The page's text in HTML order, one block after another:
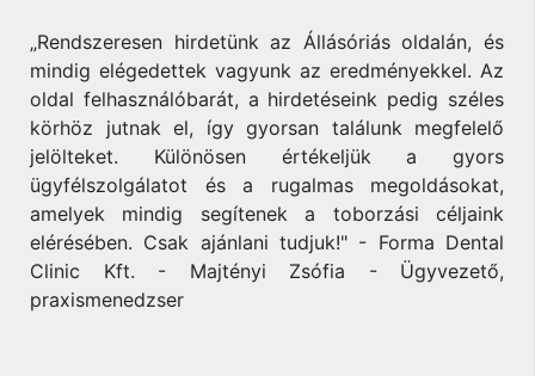
„Rendszeresen hirdetünk az Állásóriás oldalán, és
mindig elégedettek vagyunk az eredményekkel. Az
oldal felhasználóbarát, a hirdetéseink pedig széles
körhöz jutnak el, így gyorsan találunk megfelelő
jelölteket. Különösen értékeljük a gyors
ügyfélszolgálatot és a rugalmas megoldásokat,
amelyek mindig segítenek a toborzási céljaink
elérésében. Csak ajánlani tudjuk!" - Forma Dental
Clinic Kft. - Majtényi Zsófia - Ügyvezető,
praxismenedzser